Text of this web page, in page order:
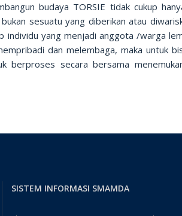
budaya TORSIE tidak cukup
sesuatu yang diberikan atau
individu yang menjadi anggota /warga
dan melembaga, maka untuk
berproses secara bersama
SISTEM INFORMASI SMAMDA